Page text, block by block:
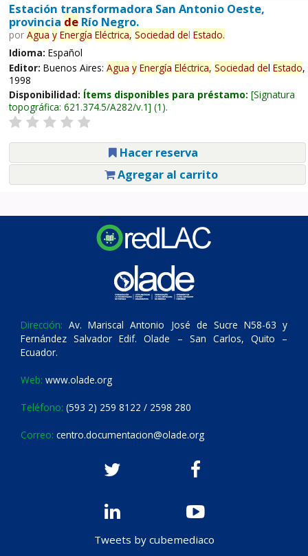
Estación transformadora San Antonio Oeste,
provincia deRío Negro.
por Agua y Energía Eléctrica, Sociedad del Estado.
Idioma: Español
Editor: Buenos Aires: Agua y Energía Eléctrica, Sociedad del Estado,
1998
Disponibilidad: Ítems disponibles para préstamo: Signatura
topográfica: 621.374.5/A282/v.1 (1).
Hacer reserva
Agregar al carrito
Dirección: Av. Mariscal Antonio José de Sucre N58-63 y
Fernández Salvador Edif. Olade – San Carlos, Quito –
Ecuador.
Web: www.olade.org
Teléfono: (593 2) 259 8122 / 2598 280
Correo: centro.documentacion@olade.org
Tweets by cubemediaco